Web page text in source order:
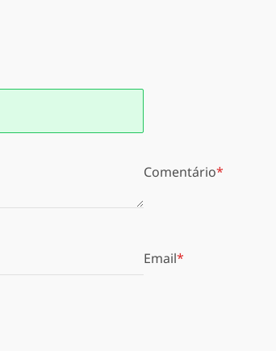
Comentário
Email